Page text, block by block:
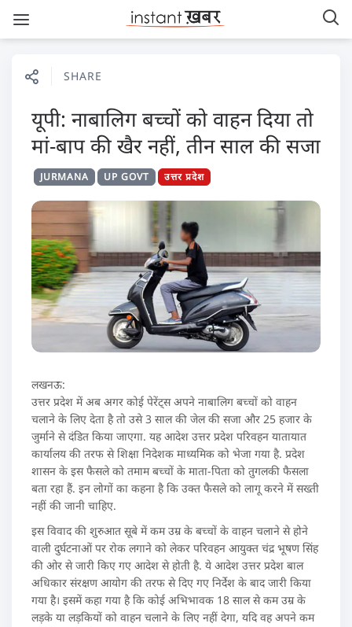
SHARE
यूपी: नाबालिग बच्चों को वाहन दिया तो
मां-बाप की खैर नहीं, तीन साल की सजा
JURMANA UP GOVT उत्तर प्रदेश
लखनऊ:
उत्तर प्रदेश में अब अगर कोई पेरेंट्स अपने नाबालिग बच्चों को वाहन
चलाने के लिए देता है तो उसे 3 साल की जेल की सजा और 25 हजार के
जुर्माने से दंडित किया जाएगा. यह आदेश उत्तर प्रदेश परिवहन यातायात
कार्यालय की तरफ से शिक्षा निदेशक माध्‍यमिक को भेजा गया है. प्रदेश
शासन के इस फैसले को तमाम बच्चों के माता-पिता को तुगलकी फैसला
बता रहा हैं. इन लोगों का कहना है कि उक्त फैसले को लागू करने में सख्ती
नहीं की जानी चाहिए.
इस विवाद की शुरुआत सूबे में कम उम्र के बच्चों के वाहन चलाने से होने
वाली दुर्घटनाओं पर रोक लगाने को लेकर परिवहन आयुक्त चंद्र भूषण सिंह
की ओर से जारी किए गए आदेश से होती है. ये आदेश उत्तर प्रदेश बाल
अधिकार संरक्षण आयोग की तरफ से दिए गए निर्देश के बाद जारी किया
गया है। इसमें कहा गया है कि कोई अभिभावक 18 साल से कम उम्र के
लड़के या लड़कियों को वाहन चलाने के लिए नहीं देगा, यदि वह अपने कम